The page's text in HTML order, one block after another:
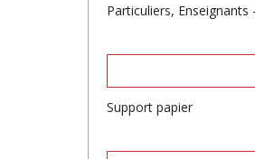
Particuliers,
Support papier